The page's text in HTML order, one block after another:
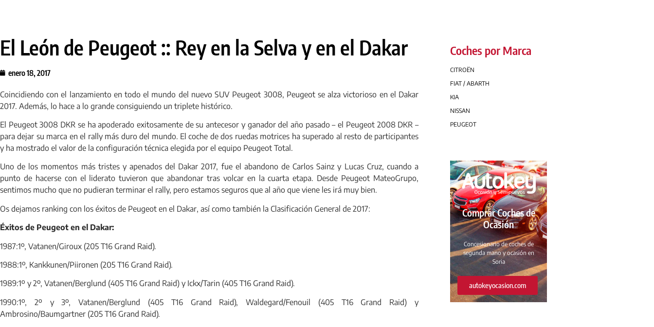
El León de Peugeot :: Rey en la Selva y en el Dakar
enero 18, 2017
Coincidiendo con el lanzamiento en todo el mundo del nuevo SUV Peugeot 3008, Peugeot se alza victorioso en el Dakar
2017. Además, lo hace a lo grande consiguiendo un triplete histórico.
El Peugeot 3008 DKR se ha apoderado exitosamente de su antecesor y ganador del año pasado – el Peugeot 2008 DKR –
para dejar su marca en el rally más duro del mundo. El coche de dos ruedas motrices ha superado al resto de participantes
y ha mostrado el valor de la configuración técnica elegida por el equipo Peugeot Total.
Uno de los momentos más tristes y apenados del Dakar 2017, fue el abandono de Carlos Sainz y Lucas Cruz, cuando a
punto de hacerse con el liderato tuvieron que abandonar tras volcar en la cuarta etapa. Desde Peugeot MateoGrupo,
sentimos mucho que no pudieran terminar el rally, pero estamos seguros que al año que viene les irá muy bien.
Os dejamos ranking con los éxitos de Peugeot en el Dakar, así como también la Clasificación General de 2017:
Éxitos de Peugeot en el Dakar:
1987:1º, Vatanen/Giroux (205 T16 Grand Raid).
1988:1º, Kankkunen/Piironen (205 T16 Grand Raid).
1989:1º y 2º, Vatanen/Berglund (405 T16 Grand Raid) y Ickx/Tarin (405 T16 Grand Raid).
1990:1º, 2º y 3º, Vatanen/Berglund (405 T16 Grand Raid), Waldegard/Fenouil (405 T16 Grand Raid) y
Ambrosino/Baumgartner (205 T16 Grand Raid).
Coches por Marca
CITROËN
FIAT / ABARTH
KIA
NISSAN
PEUGEOT
Comprar Coches de
Ocasión
Concesionario de coches de
segunda mano y ocasión en
Soria
autokeyocasion.com